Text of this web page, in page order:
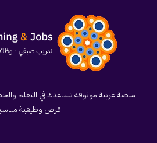
منصة عربية موثوقة تساعدك في التعلم
فرص وظيفية